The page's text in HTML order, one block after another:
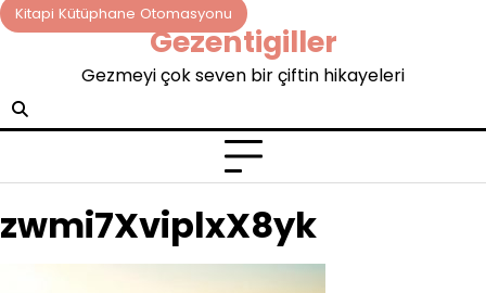
Skip
to
Kitapi Kütüphane Otomasyonu
Gezentigiller
Gezmeyi çok seven bir çiftin hikayeleri
zwmi7XviplxX8yk